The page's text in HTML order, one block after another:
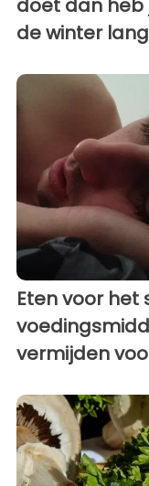
doet dan heb
de winter lang
Eten voor het
vermijden